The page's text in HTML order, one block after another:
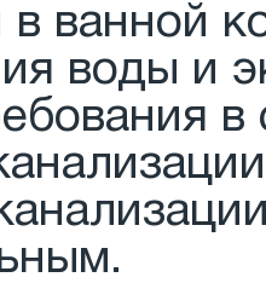
в ванной
воды и